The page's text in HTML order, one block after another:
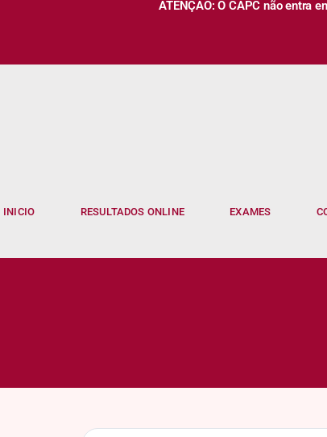
ATENÇÃO: O CAPC não entra
INICIO RESULTADOS ONLINE EXAMES